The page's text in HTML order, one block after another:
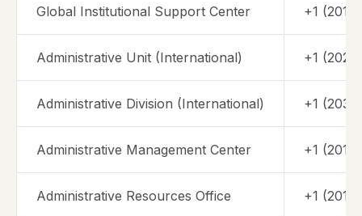
Global Institutional Support Center +1 (201)
Administrative Unit (International) +1 (202)
Administrative Division (International) +1 (203)
Administrative Management Center +1 (201)
Administrative Resources Office +1 (201)